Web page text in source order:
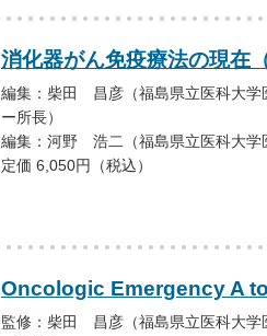
消化器がん免疫療法の現在
編集：柴田 昌彦（福島県立医科大学
ー所長）
編集：河野 浩二（福島県立医科大学
定価 6,050円（税込）
Oncologic Emergency A
監修：柴田 昌彦（福島県立医科大学